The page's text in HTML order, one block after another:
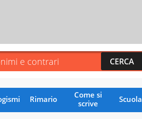
Rimario
Come si
scrive
Scuola